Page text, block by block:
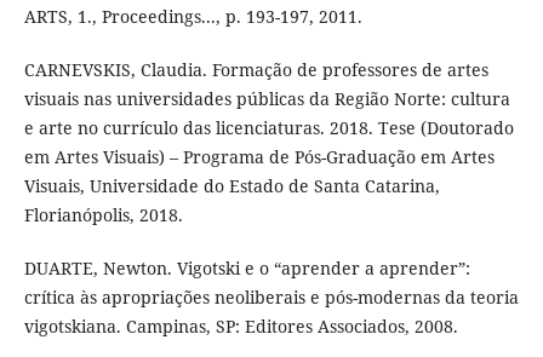
ARTS, 1., Proceedings..., p. 193-197, 2011.
CARNEVSKIS, Claudia. Formação de professores de artes
visuais nas universidades públicas da Região Norte: cultura
e arte no currículo das licenciaturas. 2018. Tese (Doutorado
em Artes Visuais) – Programa de Pós-Graduação em Artes
Visuais, Universidade do Estado de Santa Catarina,
Florianópolis, 2018.
DUARTE, Newton. Vigotski e o “aprender a aprender”:
crítica às apropriações neoliberais e pós-modernas da teoria
vigotskiana. Campinas, SP: Editores Associados, 2008.